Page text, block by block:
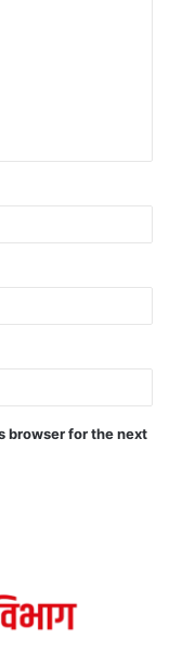
browser for the next